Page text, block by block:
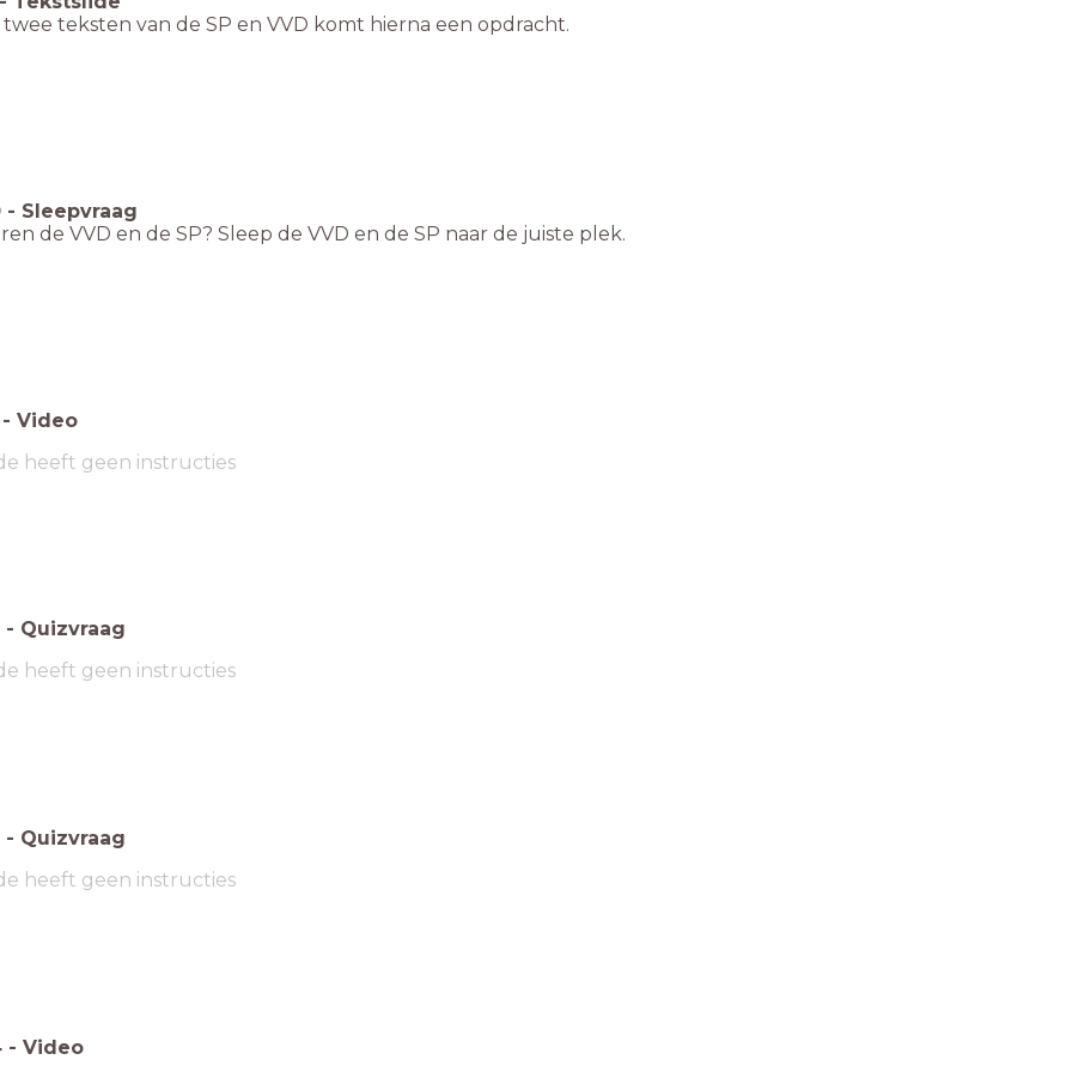
teksten van de SP en VVD komt hierna een opdracht.
- Sleepvraag
de VVD en de SP? Sleep de VVD en de SP naar de juiste plek.
- Video
heeft geen instructies
- Quizvraag
heeft geen instructies
- Quizvraag
heeft geen instructies
- Video